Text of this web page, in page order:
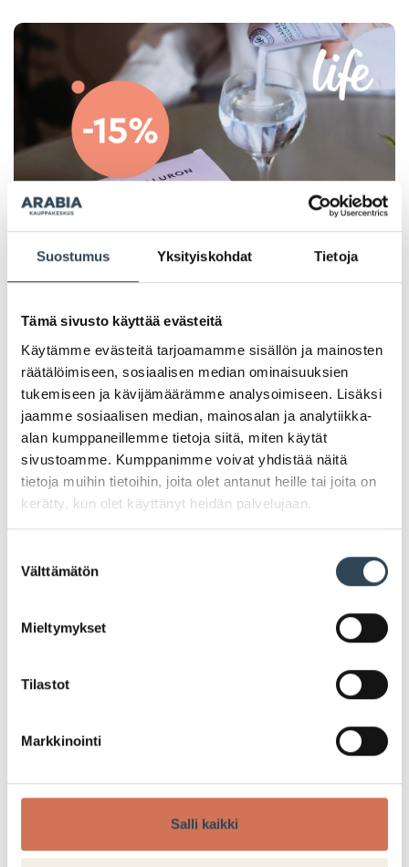
Suostumus Yksityiskohdat Tietoja
Tämä sivusto käyttää evästeitä
Käytämme evästeitä tarjoamamme sisällön ja mainosten
räätälöimiseen, sosiaalisen median ominaisuuksien
tukemiseen ja kävijämäärämme analysoimiseen. Lisäksi
jaamme sosiaalisen median, mainosalan ja analytiikka-
alan kumppaneillemme tietoja siitä, miten käytät
sivustoamme. Kumppanimme voivat yhdistää näitä
tietoja muihin tietoihin, joita olet antanut heille tai joita on
kerätty, kun olet käyttänyt heidän palvelujaan.
valinta
Välttämätön
Mieltymykset
Tilastot
Markkinointi
Salli kaikki
PAHOITTELUT, TARJOUS EI OLE ENÄÄ VOIMASSA
Life Collagen + hyaluron – iho,
hiukset, kynnet
Life-sarjan Collagen+hyaluronihappo valmisteet
-15%. Natural sekä sitruunan makuinen. Ihon, hiuksien
-15% 25,51e (norm. 29,90e)
Tarjouksen voimassaoloaika: